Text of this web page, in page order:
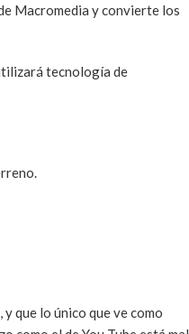
Macromedia y convierte los
tecnología de
que lo único que ve como